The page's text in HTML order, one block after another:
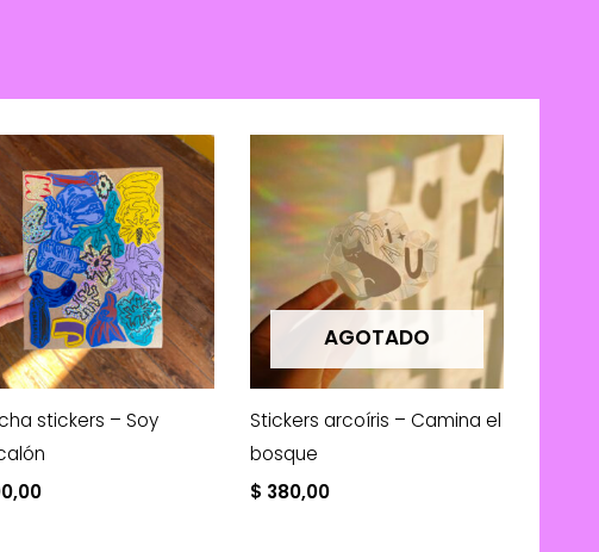
stickers – Soy
AGOTADO
Stickers arcoíris – Camina el
bosque
$ 380,00